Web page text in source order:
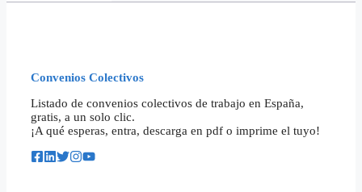
Convenios Colectivos
Listado de convenios colectivos de trabajo en España,
gratis, a un solo clic.
¡A qué esperas, entra, descarga en pdf o imprime el tuyo!